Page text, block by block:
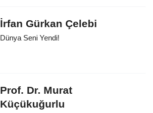
İrfan Gürkan Çelebi
Dünya Seni Yendi!
Prof. Dr. Murat
Küçükuğurlu